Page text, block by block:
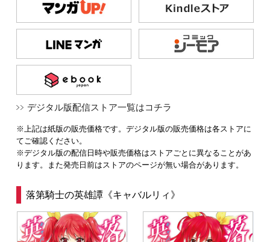
デジタル版配信ストア一覧はコチラ
※上記は紙版の販売価格です。デジタル版の販売価格は各ストアに
てご確認ください。
※デジタル版の配信日時や販売価格はストアごとに異なることがあ
ります。また発売日前はストアのページが無い場合があります。
落第騎士の英雄譚《キャバルリィ》